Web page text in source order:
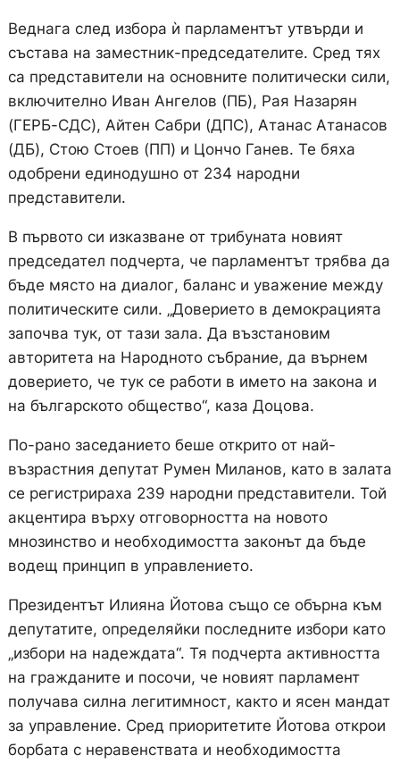
Веднага след избора ѝ парламентът утвърди и
състава на заместник-председателите. Сред тях
са представители на основните политически сили,
включително Иван Ангелов (ПБ), Рая Назарян
(ГЕРБ-СДС), Айтен Сабри (ДПС), Атанас Атанасов
(ДБ), Стою Стоев (ПП) и Цончо Ганев. Те бяха
одобрени единодушно от 234 народни
представители.
В първото си изказване от трибуната новият
председател подчерта, че парламентът трябва да
бъде място на диалог, баланс и уважение между
политическите сили. „Доверието в демокрацията
започва тук, от тази зала. Да възстановим
авторитета на Народното събрание, да върнем
доверието, че тук се работи в името на закона и
на българското общество“, каза Доцова.
По-рано заседанието беше открито от най-
възрастния депутат Румен Миланов, като в залата
се регистрираха 239 народни представители. Той
акцентира върху отговорността на новото
мнозинство и необходимостта законът да бъде
водещ принцип в управлението.
Президентът Илияна Йотова също се обърна към
депутатите, определяйки последните избори като
„избори на надеждата“. Тя подчерта активността
на гражданите и посочи, че новият парламент
получава силна легитимност, както и ясен мандат
за управление. Сред приоритетите Йотова открои
борбата с неравенствата и необходимостта